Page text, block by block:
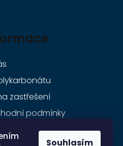
Souhlasím
zastřešení
podmínky
vrácení zboží